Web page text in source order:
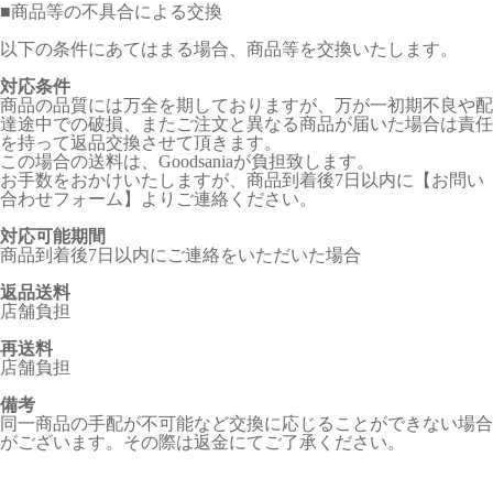
■商品等の不具合による交換
以下の条件にあてはまる場合、商品等を交換いたします。
対応条件
商品の品質には万全を期しておりますが、万が一初期不良や配
達途中での破損、またご注文と異なる商品が届いた場合は責任
を持って返品交換させて頂きます。
この場合の送料は、Goodsaniaが負担致します。
お手数をおかけいたしますが、商品到着後7日以内に【お問い
合わせフォーム】よりご連絡ください。
対応可能期間
商品到着後7日以内にご連絡をいただいた場合
返品送料
店舗負担
再送料
店舗負担
備考
同一商品の手配が不可能など交換に応じることができない場合
がございます。その際は返金にてご了承ください。